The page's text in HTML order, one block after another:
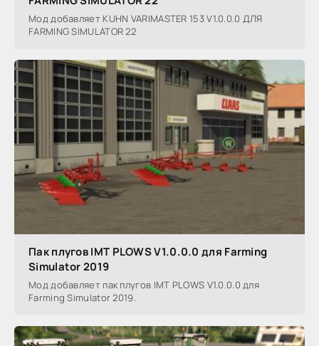
Мод добавляет KUHN VARIMASTER 153 V1.0.0.0 ДЛЯ
FARMING SIMULATOR 22
Пак плугов IMT PLOWS V1.0.0.0 для Farming
Simulator 2019
Мод добавляет пак плугов IMT PLOWS V1.0.0.0 для
Farming Simulator 2019.